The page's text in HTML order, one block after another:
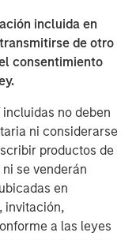
incluida en
de otro
consentimiento
no deben
ni considerarse
productos de
se venderán
en
invitación,
a las leyes
Policy Shifts
but USD weakened
The euro
and Canadian
Easing and
EM central
faced
total—supported